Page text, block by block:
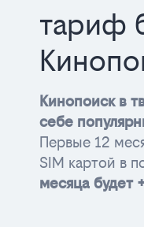
тариф
Кинопоиск в
себе
Первые 12
SIM картой в
месяца будет